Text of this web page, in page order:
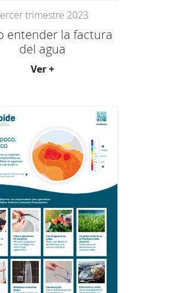
trimestre 2023
entender la factura
del agua
Ver +